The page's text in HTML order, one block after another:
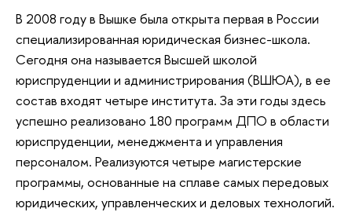
В 2008 году в Вышке была открыта первая в России
специализированная юридическая бизнес-школа.
Сегодня она называется Высшей школой
юриспруденции и администрирования (ВШЮА), в ее
состав входят четыре института. За эти годы здесь
успешно реализовано 180 программ ДПО в области
юриспруденции, менеджмента и управления
персоналом. Реализуются четыре магистерские
программы, основанные на сплаве самых передовых
юридических, управленческих и деловых технологий.